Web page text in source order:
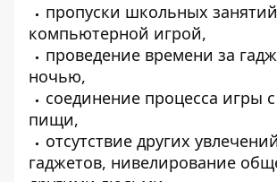
пропуски школьных
компьютерной игрой,
проведение времени за
ночью,
соединение процесса игры
пищи,
отсутствие других
гаджетов, нивелирование